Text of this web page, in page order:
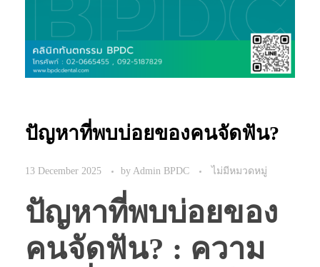
ปัญหาที่พบบ่อยของคนจัดฟัน?
13 December 2025 by Admin BPDC ไม่มีหมวดหมู่
ปัญหาที่พบบ่อยของ
คนจัดฟัน? : ความ